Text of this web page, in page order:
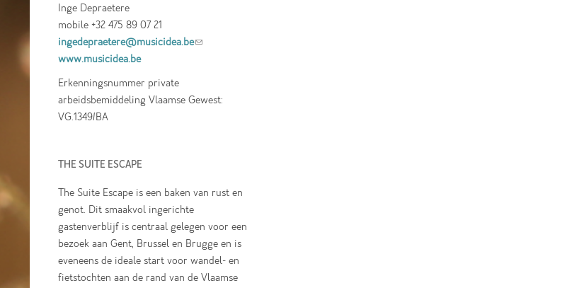
Inge Depraetere
mobile +32 475 89 07 21
ingedepraetere@musicidea.be(link sends e-
www.musicidea.be
Erkenningsnummer private
arbeidsbemiddeling Vlaamse Gewest:
VG.1349/BA
THE SUITE ESCAPE
The Suite Escape is een baken van rust en
genot. Dit smaakvol ingerichte
gastenverblijf is centraal gelegen voor een
bezoek aan Gent, Brussel en Brugge en is
eveneens de ideale start voor wandel- en
fietstochten aan de rand van de Vlaamse